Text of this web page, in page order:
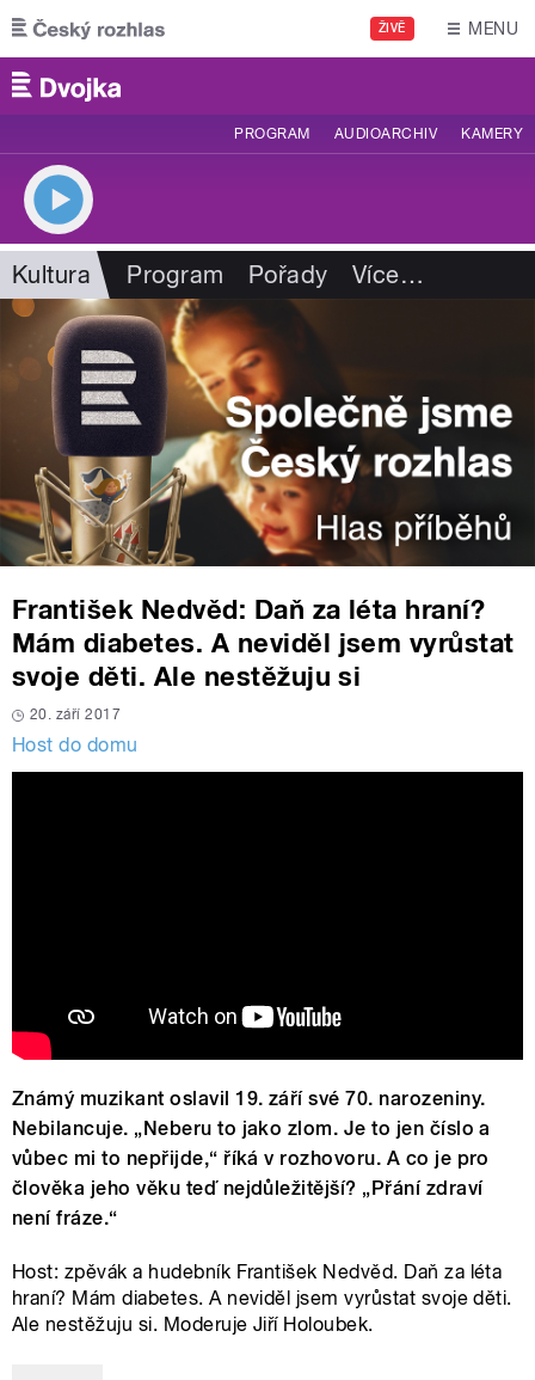
Přejít k hlavnímu obsahu
ŽIVĚ MENU
PROGRAM AUDIOARCHIV KAMERY
Kultura Program Pořady Více…
František Nedvěd: Daň za léta hraní?
Mám diabetes. A neviděl jsem vyrůstat
svoje děti. Ale nestěžuju si
20. září 2017
Host do domu
Známý muzikant oslavil 19. září své 70. narozeniny.
Nebilancuje. „Neberu to jako zlom. Je to jen číslo a
vůbec mi to nepřijde,“ říká v rozhovoru. A co je pro
člověka jeho věku teď nejdůležitější? „Přání zdraví
není fráze.“
Host: zpěvák a hudebník František Nedvěd. Daň za léta
hraní? Mám diabetes. A neviděl jsem vyrůstat svoje děti.
Ale nestěžuju si. Moderuje Jiří Holoubek.